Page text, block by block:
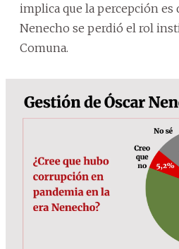
implica que la percepción es
Nenecho se perdió el rol
Comuna.